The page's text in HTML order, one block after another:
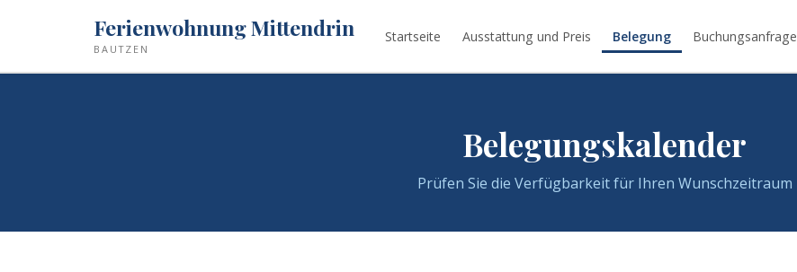
Ferienwohnung Mittendrin
BAUTZEN
Startseite Ausstattung und Preis Belegung Buchungsanfrage
Belegungskalender
Prüfen Sie die Verfügbarkeit für Ihren Wunschzeitraum